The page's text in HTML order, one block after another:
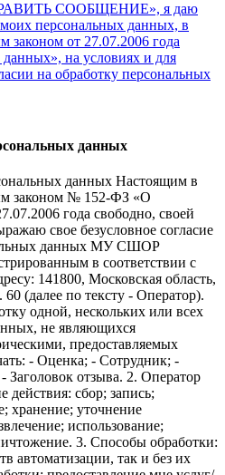
СООБЩЕНИЕ», я даю
моих персональных данных, в
законом от 27.07.2006 года
на условиях и для
на обработку персональных
данных
данных Настоящим в
законом № 152-ФЗ «О
года свободно, своей
свое безусловное согласие
данных МУ СШОР
в соответствии с
141800, Московская область,
(далее по тексту - Оператор).
одной, нескольких или всех
не являющихся
предоставляемых
- Оценка; - Сотрудник; -
Заголовок отзыва. 2. Оператор
сбор; запись;
хранение; уточнение
использование;
3. Способы обработки:
автоматизации, так и без их